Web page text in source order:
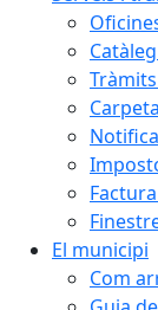
El municipi
Com